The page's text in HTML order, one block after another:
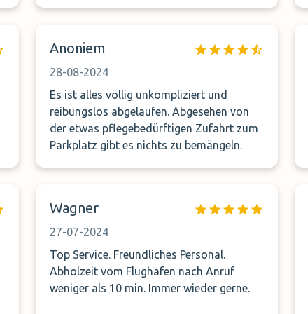
Anoniem
28-08-2024
Es ist alles völlig unkompliziert und
reibungslos abgelaufen. Abgesehen von
der etwas pflegebedürftigen Zufahrt zum
Parkplatz gibt es nichts zu bemängeln.
Wagner
27-07-2024
Top Service. Freundliches Personal.
Abholzeit vom Flughafen nach Anruf
weniger als 10 min. Immer wieder gerne.